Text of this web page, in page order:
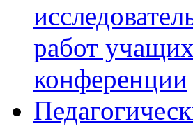
работ
конференции